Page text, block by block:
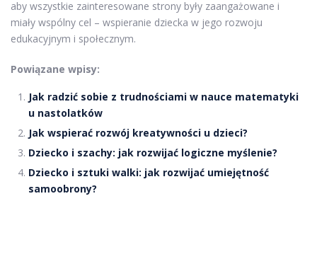
aby wszystkie zainteresowane strony były zaangażowane i
miały wspólny cel – wspieranie dziecka w jego rozwoju
edukacyjnym i społecznym.
Powiązane wpisy:
Jak radzić sobie z trudnościami w nauce matematyki
u nastolatków
Jak wspierać rozwój kreatywności u dzieci?
Dziecko i szachy: jak rozwijać logiczne myślenie?
Dziecko i sztuki walki: jak rozwijać umiejętność
samoobrony?